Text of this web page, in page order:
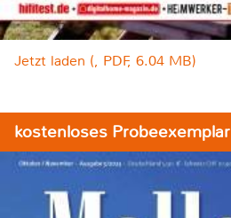
Jetzt laden (, PDF, 6.04 MB)
kostenloses Probeexemplar